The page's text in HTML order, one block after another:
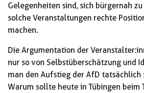
Gelegenheiten sind, sich bürgernah zu
solche Veranstaltungen rechte
machen.
Die Argumentation der
nur so von Selbstüberschätzung und
man den Aufstieg der AfD tatsächlich
Warum sollte heute in Tübingen beim